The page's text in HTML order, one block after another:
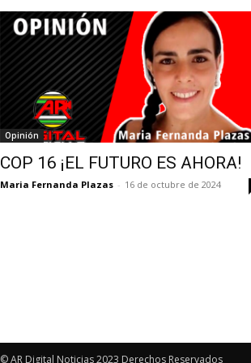
Opinión
COP 16 ¡EL FUTURO ES AHORA!
Maria Fernanda Plazas - 16 de octubre de 2024
© AR Digital Noticias 2023 Derechos Reservados